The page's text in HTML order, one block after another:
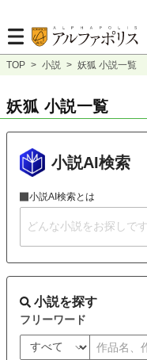
TOP > 小説 > 妖狐 小説一覧
妖狐 小説一覧
小説AI検索
小説AI検索とは
小説を探す
フリーワード